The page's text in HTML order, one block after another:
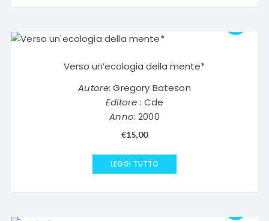
Verso un’ecologia della mente*
Autore: Gregory Bateson
Editore : Cde
Anno: 2000
€15,00
LEGGI TUTTO